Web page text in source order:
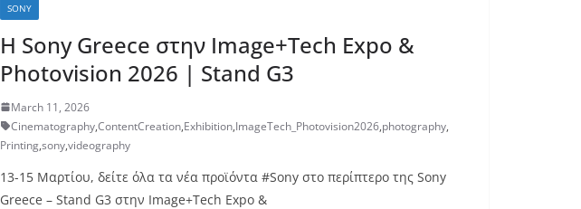
SONY
Η Sony Greece στην Image+Tech Expo &
Photovision 2026 | Stand G3
March 11, 2026
Cinematography,ContentCreation,Exhibition,ImageTech_Photovision2026,photography,
Printing,sony,videography
13-15 Μαρτίου, δείτε όλα τα νέα προϊόντα #Sony στο περίπτερο της Sony
Greece – Stand G3 στην Image+Tech Expo &